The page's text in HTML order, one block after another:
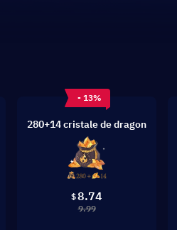
- 13%
280+14 cristale de dragon
$8.74
9.99